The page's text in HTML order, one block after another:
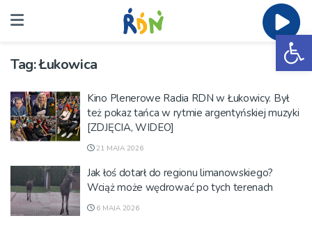
Tag:Łukowica
Kino Plenerowe Radia RDN w Łukowicy. Był
też pokaz tańca w rytmie argentyńskiej muzyki
[ZDJĘCIA, WIDEO]
21 MAJA 2026
Jak łoś dotarł do regionu limanowskiego?
Wciąż może wędrować po tych terenach
6 MAJA 2026